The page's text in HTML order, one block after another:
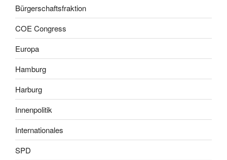
Bürgerschaftsfraktion
COE Congress
Europa
Hamburg
Harburg
Innenpolitik
Internationales
SPD